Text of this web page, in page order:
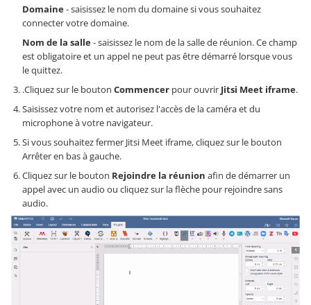
Domaine- saisissez le nom du domaine si vous souhaitez
connecter votre domaine.
Nom de la salle- saisissez le nom de la salle de réunion. Ce champ
est obligatoire et un appel ne peut pas être démarré lorsque vous
le quittez.
.Cliquez sur le bouton Commencer pour ouvrir Jitsi Meet iframe.
Saisissez votre nom et autorisez l'accès de la caméra et du
microphone à votre navigateur.
Si vous souhaitez fermer Jitsi Meet iframe, cliquez sur le bouton
Arrêter en bas à gauche.
Cliquez sur le bouton Rejoindre la réunion afin de démarrer un
appel avec un audio ou cliquez sur la flèche pour rejoindre sans
audio.